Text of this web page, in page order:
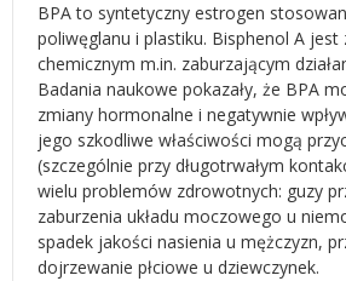
BPA to syntetyczny estrogen
poliwęglanu i plastiku. Bisphenol A jest
chemicznym m.in. zaburzającym
Badania naukowe pokazały, że BPA
zmiany hormonalne i negatywnie
jego szkodliwe właściwości mogą
(szczególnie przy długotrwałym
wielu problemów zdrowotnych: guzy
zaburzenia układu moczowego u
spadek jakości nasienia u mężczyzn,
dojrzewanie płciowe u dziewczynek.